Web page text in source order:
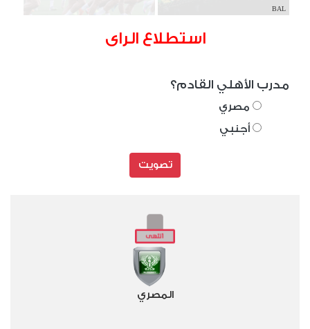
BAL
استطلاع الراى
مدرب الأهلي القادم؟
مصري
أجنبي
تصويت
المصري